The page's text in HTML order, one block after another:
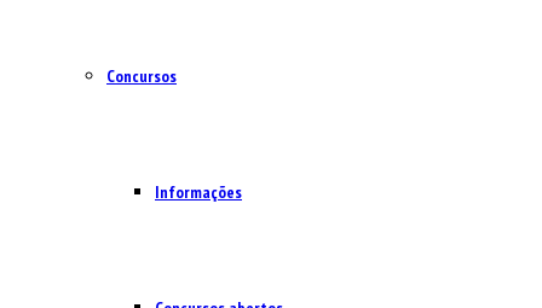
Concursos
Informações